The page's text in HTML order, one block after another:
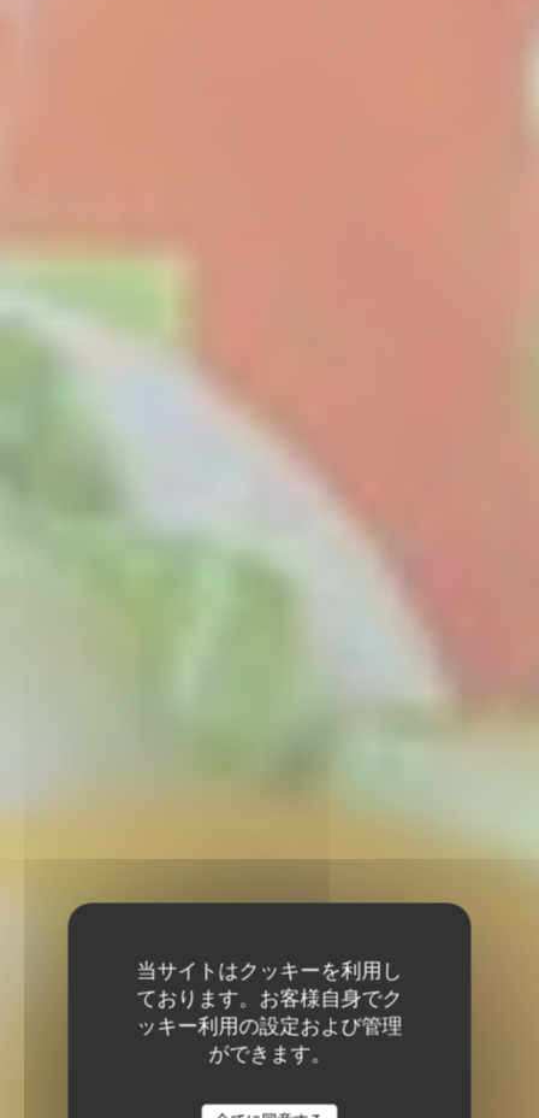
当サイトはクッキーを利用し
ております。お客様自身でク
ッキー利用の設定および管理
ができます。